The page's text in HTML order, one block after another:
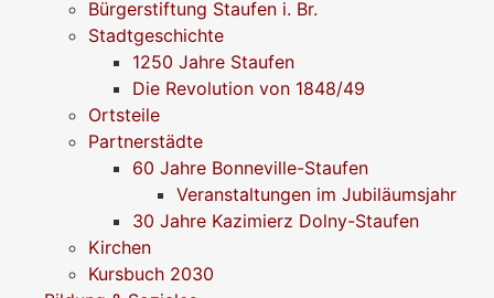
Bürgerstiftung Staufen i. Br.
Stadtgeschichte
1250 Jahre Staufen
Die Revolution von 1848/49
Ortsteile
Partnerstädte
60 Jahre Bonneville-Staufen
Veranstaltungen im Jubiläumsjahr
30 Jahre Kazimierz Dolny-Staufen
Kirchen
Kursbuch 2030